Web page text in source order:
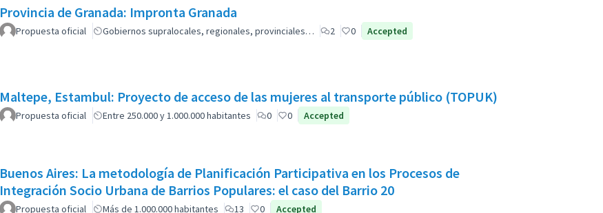
Provincia de Granada: Impronta Granada
Propuesta oficial Gobiernos supralocales, regionales, provinciales… 2 0 Accepted
Maltepe, Estambul: Proyecto de acceso de las mujeres al transporte público (TOPUK)
Propuesta oficial Entre 250.000 y 1.000.000 habitantes 0 0 Accepted
Buenos Aires: La metodología de Planificación Participativa en los Procesos de
Integración Socio Urbana de Barrios Populares: el caso del Barrio 20
Propuesta oficial Más de 1.000.000 habitantes 13 0 Accepted